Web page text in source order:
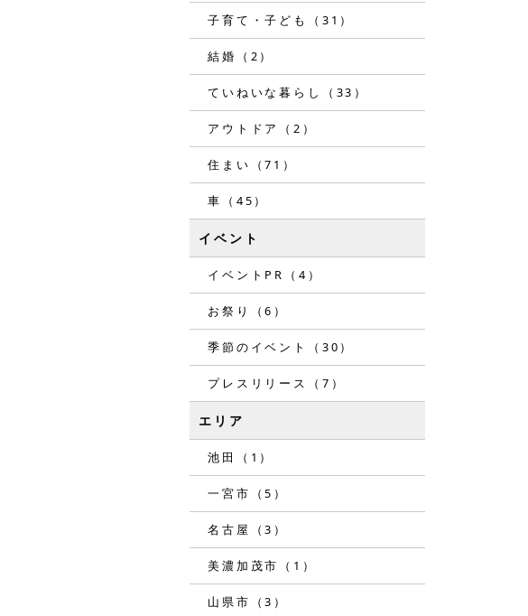
子育て・子ども（31）
結婚（2）
ていねいな暮らし（33）
アウトドア（2）
住まい（71）
車（45）
イベント
イベントPR（4）
お祭り（6）
季節のイベント（30）
プレスリリース（7）
エリア
池田（1）
一宮市（5）
名古屋（3）
美濃加茂市（1）
山県市（3）